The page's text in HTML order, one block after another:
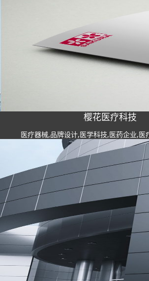
樱花医疗科技
医疗器械,品牌设计,医学科技,医药企业,医